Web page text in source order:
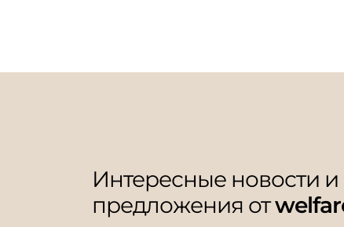
Интересные новости
предложения от